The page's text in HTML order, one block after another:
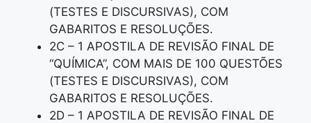
(TESTES E DISCURSIVAS), COM
GABARITOS E RESOLUÇÕES.
2C – 1 APOSTILA DE REVISÃO FINAL DE
“QUÍMICA”, COM MAIS DE 100 QUESTÕES
(TESTES E DISCURSIVAS), COM
GABARITOS E RESOLUÇÕES.
2D – 1 APOSTILA DE REVISÃO FINAL DE